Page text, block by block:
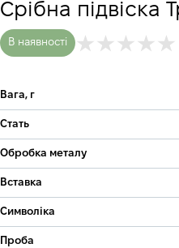
Срібна підвіска
В наявності
Вага, г
Стать
Обробка металу
Вставка
Символіка
Проба